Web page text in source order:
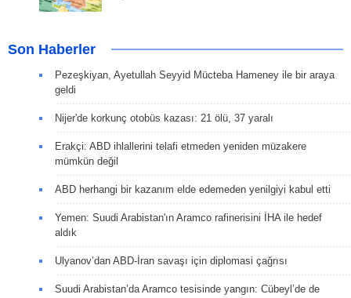
Son Haberler
Pezeşkiyan, Ayetullah Seyyid Mücteba Hameney ile bir araya
geldi
Nijer'de korkunç otobüs kazası: 21 ölü, 37 yaralı
Erakçi: ABD ihlallerini telafi etmeden yeniden müzakere
mümkün değil
ABD herhangi bir kazanım elde edemeden yenilgiyi kabul etti
Yemen: Suudi Arabistan'ın Aramco rafinerisini İHA ile hedef
aldık
Ulyanov’dan ABD-İran savaşı için diplomasi çağrısı
Suudi Arabistan’da Aramco tesisinde yangın: Cübeyl’de de